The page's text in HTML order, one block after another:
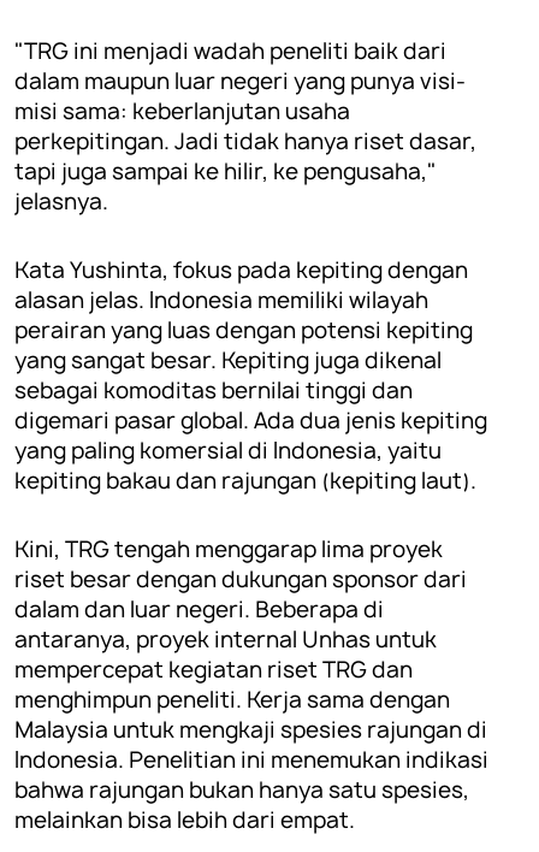
"TRG ini menjadi wadah peneliti baik dari
dalam maupun luar negeri yang punya visi-
misi sama: keberlanjutan usaha
perkepitingan. Jadi tidak hanya riset dasar,
tapi juga sampai ke hilir, ke pengusaha,"
jelasnya.
Kata Yushinta, fokus pada kepiting dengan
alasan jelas. Indonesia memiliki wilayah
perairan yang luas dengan potensi kepiting
yang sangat besar. Kepiting juga dikenal
sebagai komoditas bernilai tinggi dan
digemari pasar global. Ada dua jenis kepiting
yang paling komersial di Indonesia, yaitu
kepiting bakau dan rajungan (kepiting laut).
Kini, TRG tengah menggarap lima proyek
riset besar dengan dukungan sponsor dari
dalam dan luar negeri. Beberapa di
antaranya, proyek internal Unhas untuk
mempercepat kegiatan riset TRG dan
menghimpun peneliti. Kerja sama dengan
Malaysia untuk mengkaji spesies rajungan di
Indonesia. Penelitian ini menemukan indikasi
bahwa rajungan bukan hanya satu spesies,
melainkan bisa lebih dari empat.